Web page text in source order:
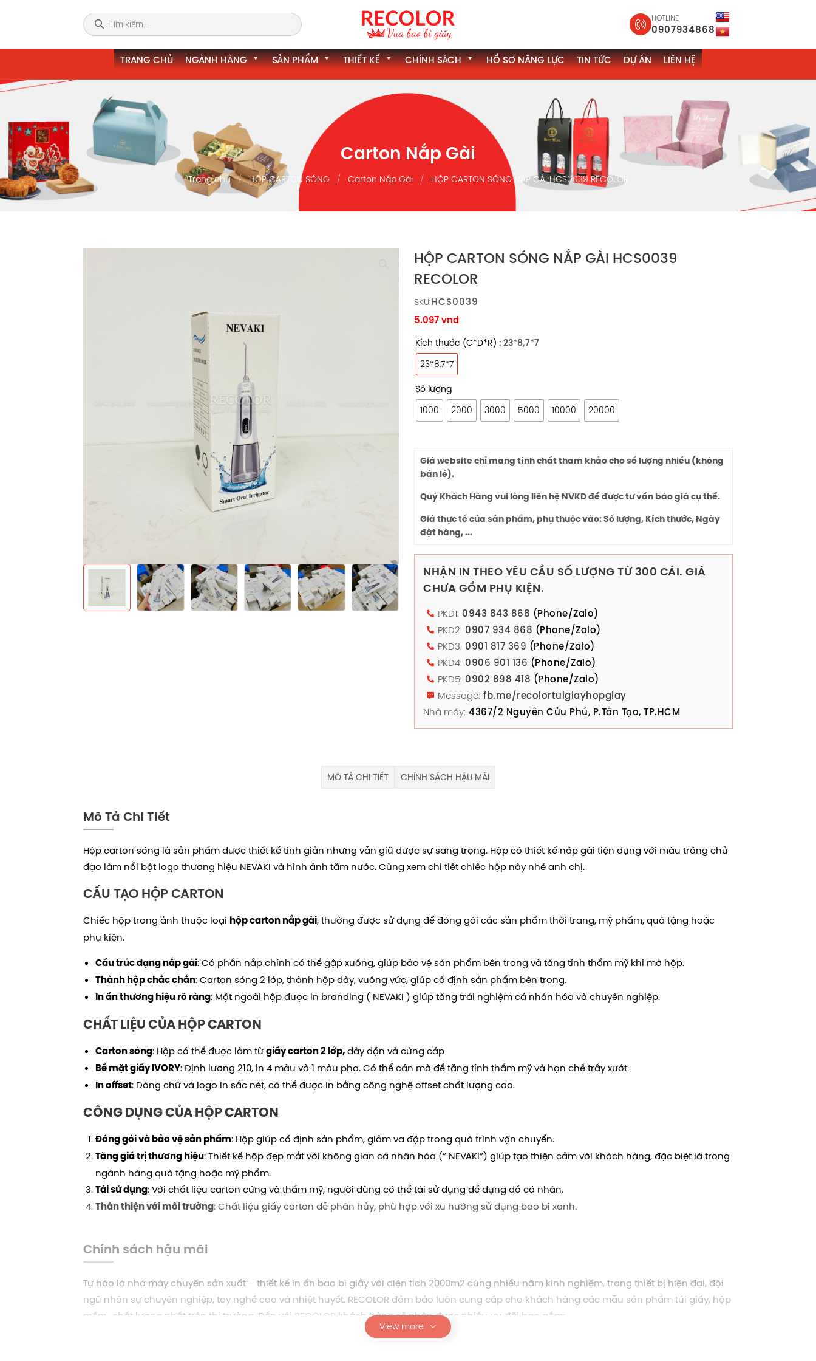
HOTLINE
0907934868
TRANG CHỦ NGÀNH HÀNG SẢN PHẨM THIẾT KẾ CHÍNH SÁCH HỒ SƠ NĂNG LỰC TIN TỨC DỰ ÁN LIÊN HỆ
Carton Nắp Gài
Trang chủ HỘP CARTON SÓNG Carton Nắp Gài HỘP CARTON SÓNG NẮP GÀI HCS0039 RECOLOR
HỘP CARTON SÓNG NẮP GÀI HCS0039
RECOLOR
SKU:HCS0039
5.097vnd
Kích thước (C*D*R) : 23*8,7*7
23*8,7*7
Số lượng
1000
2000 3000 5000 10000 20000
Giá website chỉ mang tính chất tham khảo cho số lượng nhiều (không
bán lẻ).
Quý Khách Hàng vui lòng liên hệ NVKD để được tư vấn báo giá cụ thể.
Giá thực tế của sản phẩm, phụ thuộc vào: Số lượng, Kích thước, Ngày
đặt hàng, ...
NHẬN IN THEO YÊU CẦU SỐ LƯỢNG TỪ 300 CÁI. GIÁ
CHƯA GỒM PHỤ KIỆN.
PKD1: 0943 843 868 (Phone/Zalo)
PKD2: 0907 934 868 (Phone/Zalo)
PKD3: 0901 817 369 (Phone/Zalo)
PKD4: 0906 901 136 (Phone/Zalo)
PKD5: 0902 898 418 (Phone/Zalo)
Message: fb.me/recolortuigiayhopgiay
Nhà máy: 4367/2 Nguyễn Cửu Phú, P.Tân Tạo, TP.HCM
MÔ TẢ CHI TIẾT CHÍNH SÁCH HẬU MÃI
Mô Tả Chi Tiết
Hộp carton sóng là sản phẩm được thiết kế tinh giản nhưng vẫn giữ được sự sang trọng. Hộp có thiết kế nắp gài tiện dụng với màu trắng chủ
đạo làm nổi bật logo thương hiệu NEVAKI và hình ảnh tăm nước. Cùng xem chi tiết chiếc hộp này nhé anh chị.
CẤU TẠO HỘP CARTON
Chiếc hộp trong ảnh thuộc loại hộp carton nắp gài, thường được sử dụng để đóng gói các sản phẩm thời trang, mỹ phẩm, quà tặng hoặc
phụ kiện.
Cấu trúc dạng nắp gài: Có phần nắp chính có thể gập xuống, giúp bảo vệ sản phẩm bên trong và tăng tính thẩm mỹ khi mở hộp.
Thành hộp chắc chắn: Carton sóng 2 lớp, thành hộp dày, vuông vức, giúp cố định sản phẩm bên trong.
In ấn thương hiệu rõ ràng: Mặt ngoài hộp được in branding ( NEVAKI ) giúp tăng trải nghiệm cá nhân hóa và chuyên nghiệp.
CHẤT LIỆU CỦA HỘP CARTON
Carton sóng: Hộp có thể được làm từgiấy carton 2 lớp, dày dặn và cứng cáp
Bề mặt giấy IVORY: Định lương 210, in 4 màu và 1 màu pha. Có thể cán mờ để tăng tính thẩm mỹ và hạn chế trầy xướt.
In offset: Dòng chữ và logo in sắc nét, có thể được in bằng công nghệ offset chất lượng cao.
CÔNG DỤNG CỦA HỘP CARTON
Đóng gói và bảo vệ sản phẩm: Hộp giúp cố định sản phẩm, giảm va đập trong quá trình vận chuyển.
Tăng giá trị thương hiệu: Thiết kế hộp đẹp mắt với không gian cá nhân hóa (” NEVAKI”) giúp tạo thiện cảm với khách hàng, đặc biệt là trong
ngành hàng quà tặng hoặc mỹ phẩm.
Tái sử dụng: Với chất liệu carton cứng và thẩm mỹ, người dùng có thể tái sử dụng để đựng đồ cá nhân.
Thân thiện với môi trường: Chất liệu giấy carton dễ phân hủy, phù hợp với xu hướng sử dụng bao bì xanh.
Chính sách hậu mãi
Tự hào là nhà máy chuyên sản xuất – thiết kế in ấn bao bì giấy với diện tích 2000m2 cùng nhiều năm kinh nghiệm, trang thiết bị hiện đại, đội
ngũ nhân sự chuyên nghiệp, tay nghề cao và nhiệt huyết. RECOLOR đảm bảo luôn cung cấp cho khách hàng các mẫu sản phẩm túi giấy, hộp
mềm…chất lượng nhất trên thị trường. Đến với RECOLOR khách hàng sẽ nhận được nhiều ưu đãi bao gồm:
View more